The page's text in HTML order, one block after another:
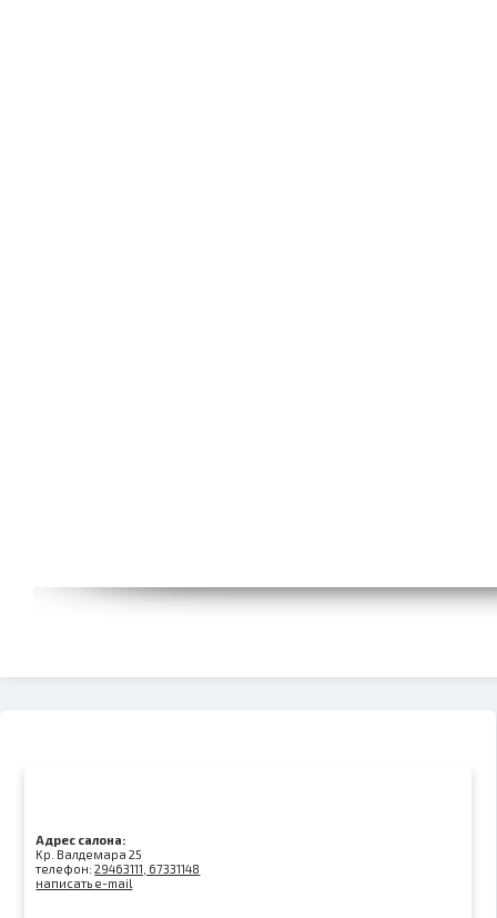
Адрес салона:
Kр. Валдемара 25
телефон:29463111, 67331148
написать e-mail